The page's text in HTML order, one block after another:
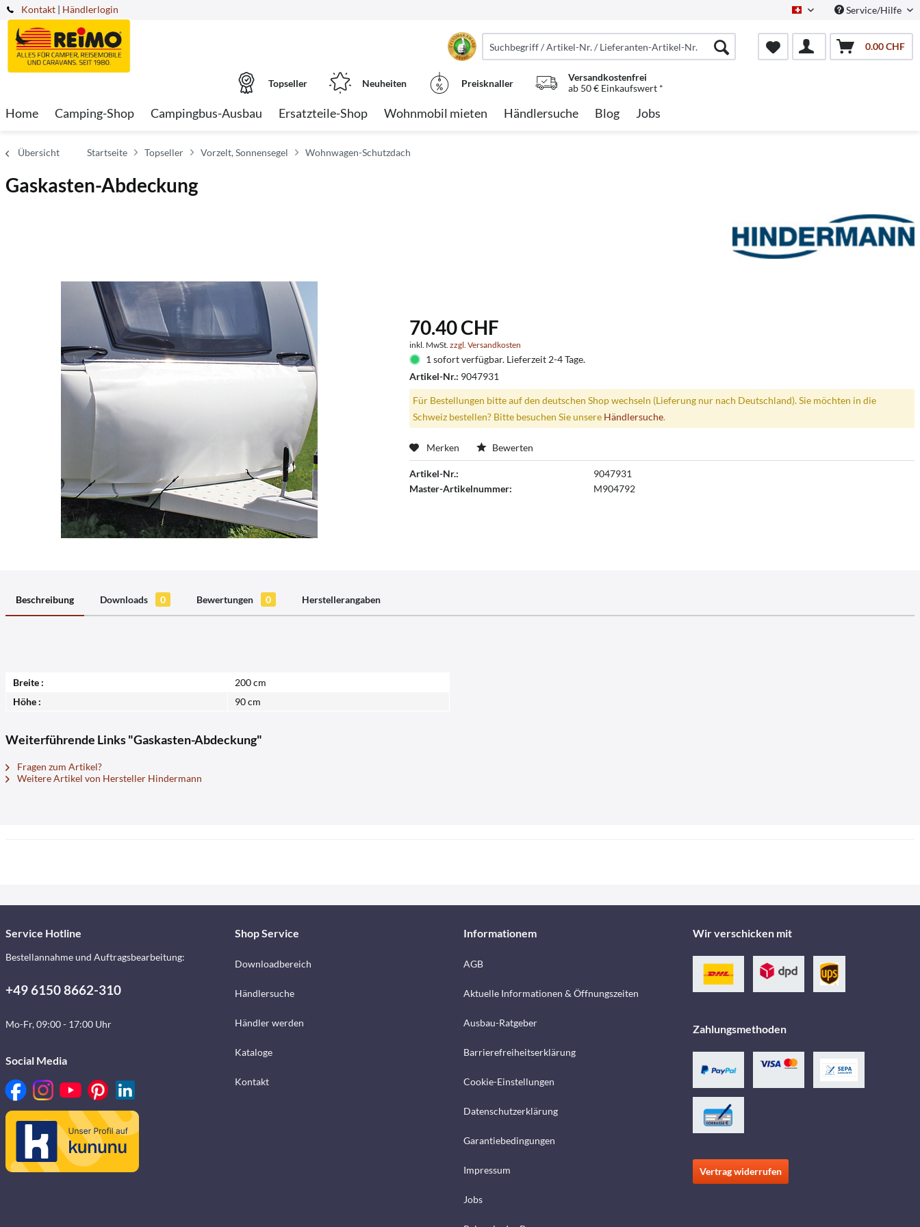
Kontakt Schweiz/DeutschService/Hilfe
| Händlerlogin
0.00 CHF
Topseller Neuheiten Preisknaller
Versandkostenfrei
ab 50 € Einkaufswert *
Home Camping-Shop Campingbus-Ausbau Ersatzteile-Shop Wohnmobil mieten Händlersuche Blog Jobs
Übersicht Startseite Topseller Vorzelt, Sonnensegel Wohnwagen-Schutzdach
Gaskasten-Abdeckung
70.40 CHF
inkl. MwSt.zzgl. Versandkosten
1 sofort verfügbar. Lieferzeit 2-4 Tage.
Artikel-Nr.: 9047931
Für Bestellungen bitte auf den deutschen Shop wechseln (Lieferung nur nach Deutschland). Sie möchten in die
Schweiz bestellen? Bitte besuchen Sie unsere Händlersuche.
Merken Bewerten
Artikel-Nr.:
9047931
Master-Artikelnummer:
M904792
Beschreibung Downloads 0 Bewertungen 0 Herstellerangaben
Breite :
200 cm
Höhe :
90 cm
Weiterführende Links "Gaskasten-Abdeckung"
Fragen zum Artikel?
Weitere Artikel von Hersteller Hindermann
Service Hotline
Bestellannahme und Auftragsbearbeitung:
+49 6150 8662-310
Mo-Fr, 09:00 - 17:00 Uhr
Social Media
Shop Service
Downloadbereich
Händlersuche
Händler werden
Kataloge
Kontakt
Informationem
AGB
Aktuelle Informationen & Öffnungszeiten
Ausbau-Ratgeber
Barrierefreiheitserklärung
Cookie-Einstellungen
Datenschutzerklärung
Garantiebedingungen
Impressum
Jobs
Wir verschicken mit
Zahlungsmethoden
Vertrag widerrufen